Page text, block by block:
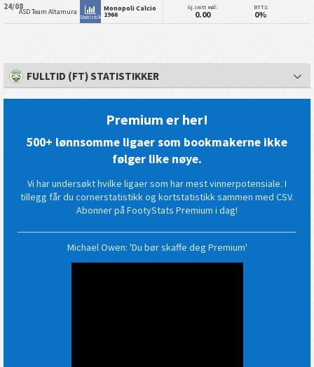
24/08ASD Team Altamura
Statistikk
Monopoli Calcio
1966
Gj.snitt mål:
0.00
BTTS:
0%
FULLTID (FT) STATISTIKKER
Premium er her!
500+ lønnsomme ligaer som bookmakerne ikke
følger like nøye.
Vi har undersøkt hvilke ligaer som har mest vinnerpotensiale. I
tillegg får du cornerstatistikk og kortstatistikk sammen med CSV.
Abonner på FootyStats Premium i dag!
Michael Owen: 'Du bør skaffe deg Premium'